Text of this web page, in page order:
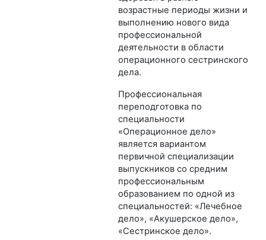
возрастные периоды жизни и
выполнению нового вида
профессиональной
деятельности в области
операционного сестринского
дела.
Профессиональная
переподготовка по
специальности
«Операционное дело»
является вариантом
первичной специализации
выпускников со средним
профессиональным
образованием по одной из
специальностей: «Лечебное
дело», «Акушерское дело»,
«Сестринское дело».